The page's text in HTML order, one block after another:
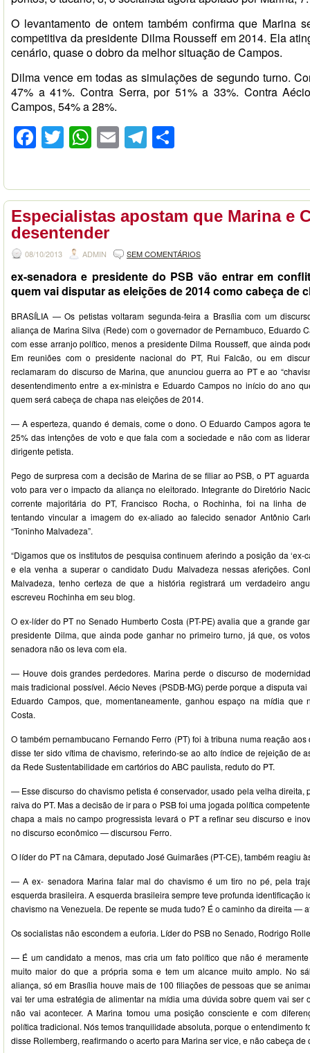
O levantamento de ontem também confirma que Marina
competitiva da presidente Dilma Rousseff em 2014. Ela
cenário, quase o dobro da melhor situação de Campos.
Dilma vence em todas as simulações de segundo turno.
47% a 41%. Contra Serra, por 51% a 33%. Contra
Campos, 54% a 28%.
Facebook
Twitter
WhatsApp
EmailTelegram
Especialistas apostam que Marina e
desentender
08/10/2013 ADMIN SEM COMENTÁRIOS
ex-senadora e presidente do PSB vão entrar em
quem vai disputar as eleições de 2014 como cabeça de
BRASÍLIA — Os petistas voltaram segunda-feira a Brasília com um
aliança de Marina Silva (Rede) com o governador de Pernambuco, Eduardo
com esse arranjo político, menos a presidente Dilma Rousseff, que ainda
Em reuniões com o presidente nacional do PT, Rui Falcão, ou em
reclamaram do discurso de Marina, que anunciou guerra ao PT e ao
desentendimento entre a ex-ministra e Eduardo Campos no início do ano
quem será cabeça de chapa nas eleições de 2014.
— A esperteza, quando é demais, come o dono. O Eduardo Campos agora
25% das intenções de voto e que fala com a sociedade e não com as
dirigente petista.
Pego de surpresa com a decisão de Marina de se filiar ao PSB, o PT
voto para ver o impacto da aliança no eleitorado. Integrante do Diretório
corrente majoritária do PT, Francisco Rocha, o Rochinha, foi na linha
tentando vincular a imagem do ex-aliado ao falecido senador Antônio
“Toninho Malvadeza”.
“Digamos que os institutos de pesquisa continuem aferindo a posição da ‘ex-
e ela venha a superar o candidato Dudu Malvadeza nessas aferições.
Malvadeza, tenho certeza de que a história registrará um verdadeiro
escreveu Rochinha em seu blog.
O ex-líder do PT no Senado Humberto Costa (PT-PE) avalia que a grande
presidente Dilma, que ainda pode ganhar no primeiro turno, já que, os
senadora não os leva com ela.
— Houve dois grandes perdedores. Marina perde o discurso de
mais tradicional possível. Aécio Neves (PSDB-MG) perde porque a disputa
Eduardo Campos, que, momentaneamente, ganhou espaço na mídia
Costa.
O também pernambucano Fernando Ferro (PT) foi à tribuna numa reação
disse ter sido vítima de chavismo, referindo-se ao alto índice de rejeição de
da Rede Sustentabilidade em cartórios do ABC paulista, reduto do PT.
— Esse discurso do chavismo petista é conservador, usado pela velha direita,
raiva do PT. Mas a decisão de ir para o PSB foi uma jogada política
chapa a mais no campo progressista levará o PT a refinar seu discurso e
no discurso econômico — discursou Ferro.
O líder do PT na Câmara, deputado José Guimarães (PT-CE), também reagiu
— A ex- senadora Marina falar mal do chavismo é um tiro no pé, pela
esquerda brasileira. A esquerda brasileira sempre teve profunda identificação
chavismo na Venezuela. De repente se muda tudo? É o caminho da direita —
Os socialistas não escondem a euforia. Líder do PSB no Senado, Rodrigo
— É um candidato a menos, mas cria um fato político que não é
muito maior do que a própria soma e tem um alcance muito amplo. No
aliança, só em Brasília houve mais de 100 filiações de pessoas que se
vai ter uma estratégia de alimentar na mídia uma dúvida sobre quem vai ser
não vai acontecer. A Marina tomou uma posição consciente e com
política tradicional. Nós temos tranquilidade absoluta, porque o entendimento
disse Rollemberg, reafirmando o acerto para Marina ser vice, e não cabeça de